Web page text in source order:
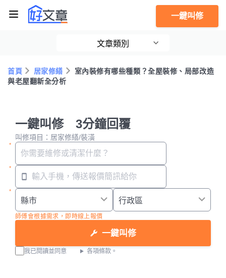
一鍵叫修
文章類別
首頁 居家修繕
室內裝修有哪些種類？全屋裝修、局部改造
與老屋翻新全分析
一鍵叫修 3分鐘回覆
叫修項目：居家修繕/裝潢
師傅會根據需求，即時線上報價
一鍵叫修
我已閱讀並同意 各項條款。